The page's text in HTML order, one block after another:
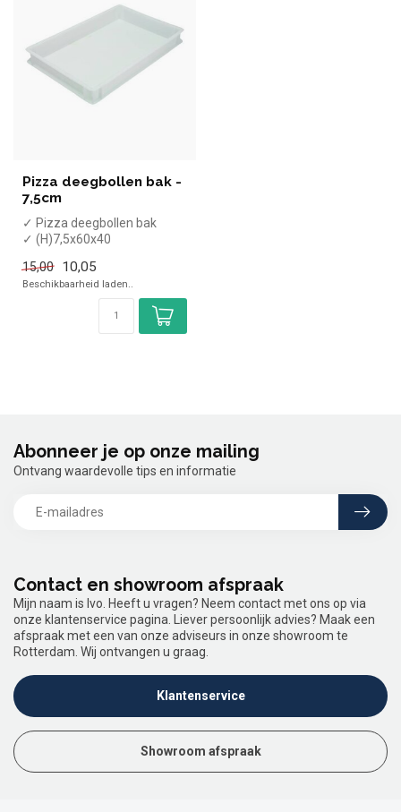
Pizza deegbollen bak -
7,5cm
✓ Pizza deegbollen bak
✓ (H)7,5x60x40
15,00
10,05
Beschikbaarheid laden..
Contact en showroom afspraak
Mijn naam is Ivo. Heeft u vragen? Neem contact met ons op via
onze klantenservice pagina. Liever persoonlijk advies? Maak een
afspraak met een van onze adviseurs in onze showroom te
Rotterdam. Wij ontvangen u graag.
Klantenservice
Showroom afspraak
Abonneer je op onze mailing
Ontvang waardevolle tips en informatie